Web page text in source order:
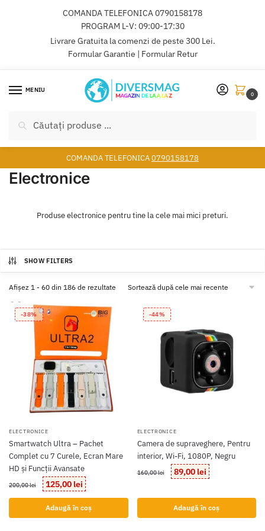
COMANDA TELEFONICA0790158178
PROGRAM L-V: 09:00-17:30
Livrare Gratuita la comenzi de peste 300 Lei.
Formular Garantie
Formular Retur
MENIU
după:
0
COMANDA TELEFONICA0790158178
Electronice
Produse electronice pentru tine la cele mai mici preturi.
SHOW FILTERS
Afișez 1 - 60 din 186 de rezultate Sortat
-38%
ELECTRONICE
Smartwatch Ultra – Pachet
Complet cu 7 Curele, Ecran Mare
HD și Funcții Avansate
200,00lei
Prețul
inițial
fost:
125,00 lei Prețul
curent
este:
125,00 lei.
Adaugă în coș
-44%
ELECTRONICE
Camera de supraveghere, Pentru
interior, Wi-Fi, 1080P, Negru
160,00lei
Prețul
inițial
fost:
89,00 lei Prețul
curent
Adaugă în coș